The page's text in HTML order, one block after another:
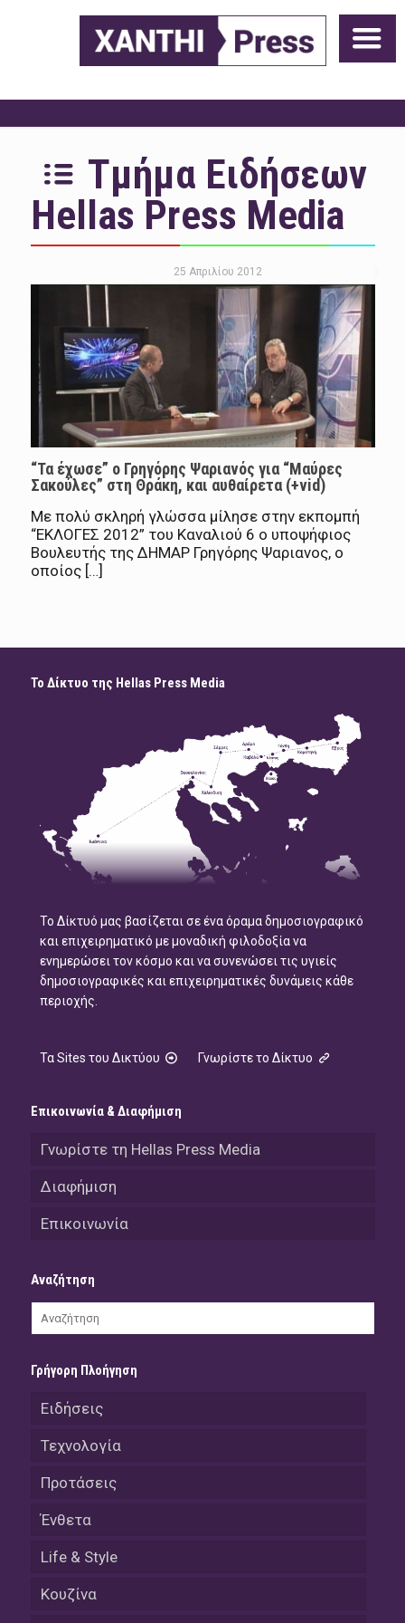
Τμήμα Ειδήσεων
Hellas Press Media
25 Απριλίου 2012
“Τα έχωσε” ο Γρηγόρης Ψαριανός για “Μαύρες
Σακούλες” στη Θράκη, και αυθαίρετα (+vid)
Με πολύ σκληρή γλώσσα μίλησε στην εκπομπή
“ΕΚΛΟΓΕΣ 2012” του Καναλιού 6 ο υποψήφιος
Βουλευτής της ΔΗΜΑΡ Γρηγόρης Ψαριανος, ο
οποίος […]
Το Δίκτυο της Hellas Press Media
Το Δίκτυό μας βασίζεται σε ένα όραμα δημοσιογραφικό
και επιχειρηματικό με μοναδική φιλοδοξία να
ενημερώσει τον κόσμο και να συνενώσει τις υγιείς
δημοσιογραφικές και επιχειρηματικές δυνάμεις κάθε
περιοχής.
Τα Sites του Δικτύου Γνωρίστε το Δίκτυο
Επικοινωνία & Διαφήμιση
Γνωρίστε τη Hellas Press Media
Διαφήμιση
Επικοινωνία
Αναζήτηση
Γρήγορη Πλοήγηση
Ειδήσεις
Τεχνολογία
Προτάσεις
Ένθετα
Life & Style
Κουζίνα